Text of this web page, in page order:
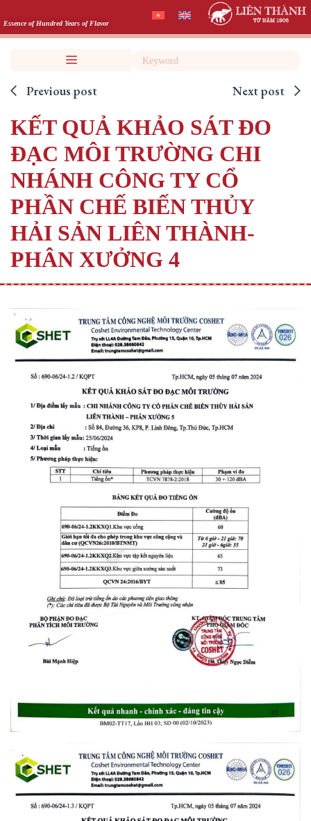
to
content
Essence of Hundred Years of Flavor
Search
Previous post Next post
KẾT QUẢ KHẢO SÁT ĐO
ĐẠC MÔI TRƯỜNG CHI
NHÁNH CÔNG TY CỔ
PHẦN CHẾ BIẾN THỦY
HẢI SẢN LIÊN THÀNH-
PHÂN XƯỞNG 4